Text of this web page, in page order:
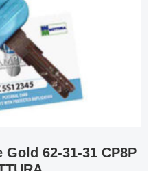
62-31-31 CP8P